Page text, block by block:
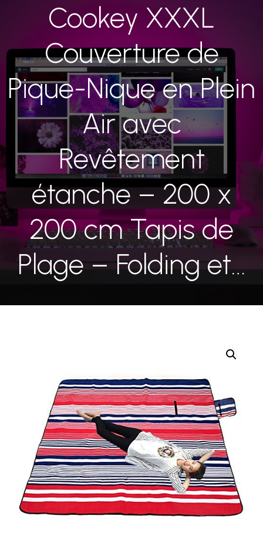
Cookey XXXL
Couverture de
Pique-Nique en Plein
Air avec
Revêtement
étanche – 200 x
200 cm Tapis de
Plage – Folding et…